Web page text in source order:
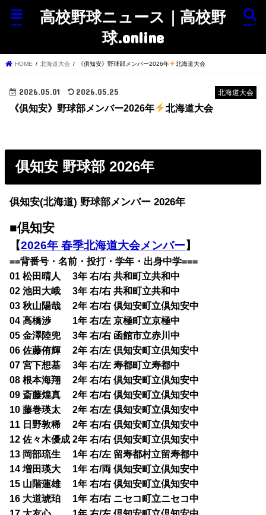
高校野球ニュース｜高校野
球.online
search
menu
HOME 北海道大会 《俱知安》野球部メンバー2026年 北海道大会
北海道大会
2026.05.01 2026.05.25
《俱知安》野球部メンバー2026年 北海道大会
俱知安 野球部 2026年
俱知安(北海道) 野球部メンバー 2026年
■倶知安
【2026年 春季北海道大会メンバー】
==背番号・名前・投打・学年・出身中学===
01 松田晴人 3年 右/右 共和町立共和中
02 池田大峨 3年 右/右 共和町立共和中
03 秋山陽哉 2年 右/右 倶知安町立倶知安中
04 高橋渉 1年 右/左 京極町立京極中
05 金澤陸兜 3年 右/右 函館市立赤川中
06 佐藤侑輝 2年 右/左 倶知安町立倶知安中
07 宮下想基 3年 右/左 寿都町立寿都中
08 根本海翔 2年 右/右 倶知安町立倶知安中
09 斎藤煌真 2年 右/右 倶知安町立倶知安中
10 藤巻瑛太 2年 右/左 倶知安町立倶知安中
11 日野敦稀 2年 右/右 倶知安町立倶知安中
12 佐々木優成 2年 右/右 倶知安町立倶知安中
13 岡部琉生 1年 右/左 留寿都村立留寿都中
14 増田瑛大 1年 右/両 倶知安町立倶知安中
15 山階蓮雄 1年 右/右 倶知安町立倶知安中
16 大道琥珀 1年 右/右 ニセコ町立ニセコ中